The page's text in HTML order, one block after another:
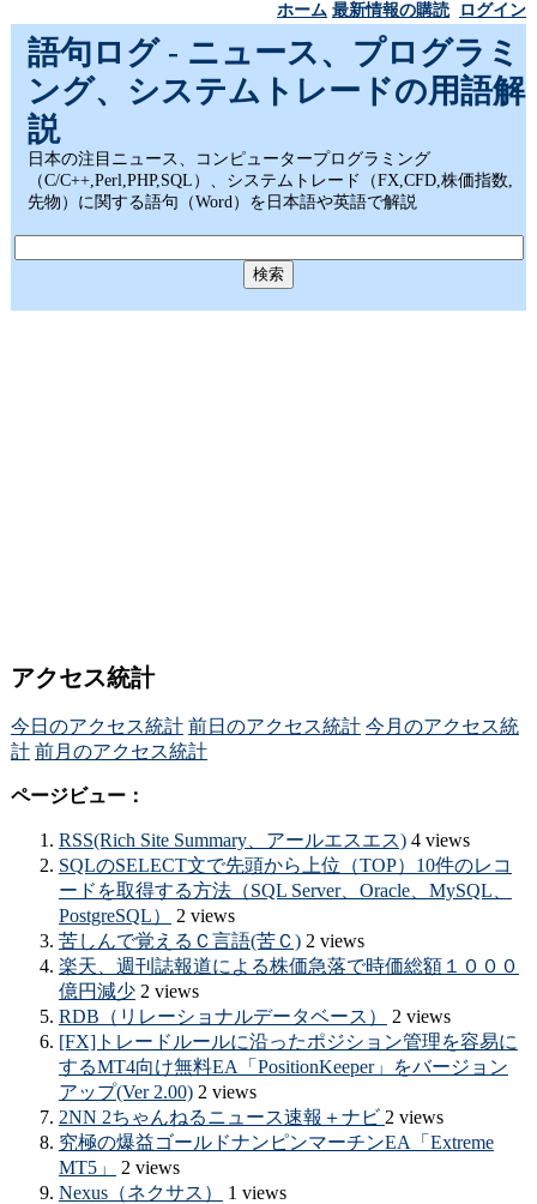
ホーム 最新情報の購読 ログイン
語句ログ - ニュース、プログラミ
ング、システムトレードの用語解
説
日本の注目ニュース、コンピュータープログラミング
（C/C++,Perl,PHP,SQL）、システムトレード（FX,CFD,株価指数,
先物）に関する語句（Word）を日本語や英語で解説
アクセス統計
今日のアクセス統計 前日のアクセス統計 今月のアクセス統
計 前月のアクセス統計
ページビュー：
RSS(Rich Site Summary、アールエスエス)4 views
SQLのSELECT文で先頭から上位（TOP）10件のレコ
ードを取得する方法（SQL Server、Oracle、MySQL、
PostgreSQL）
2 views
苦しんで覚えるＣ言語(苦Ｃ)2 views
楽天、週刊誌報道による株価急落で時価総額１０００
億円減少2 views
RDB（リレーショナルデータベース）
2 views
[FX]トレードルールに沿ったポジション管理を容易に
するMT4向け無料EA「PositionKeeper」をバージョン
アップ(Ver 2.00)2 views
2NN 2ちゃんねるニュース速報＋ナビ 2 views
究極の爆益ゴールドナンピンマーチンEA「Extreme
MT5」
2 views
Nexus（ネクサス）
1 views